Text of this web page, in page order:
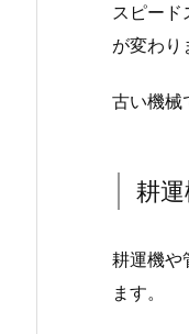
スピード
が変わり
古い機械
耕
耕運機や
ます。